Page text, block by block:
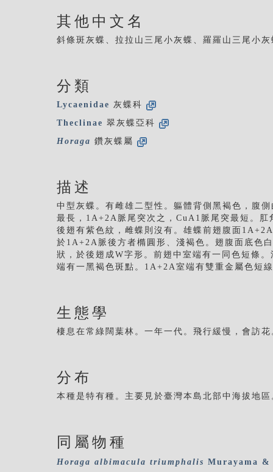
其他中文名
斜條斑灰蝶、拉拉山三尾小灰蝶、羅羅山三尾小
分類
Lycaenidae 灰蝶科
Theclinae 翠灰蝶亞科
Horaga 鑽灰蝶屬
描述
中型灰蝶。有雌雄二型性。軀體背側黑褐色，腹
最長，1A+2A脈尾突次之，CuA1脈尾突最短。
後翅有紫色紋，雌蝶則沒有。雄蝶前翅腹面
於1A+2A脈後方者橢圓形、淺褐色。翅腹面底色
狀，於後翅成W字形。前翅中室端有一同色短條
端有一黑褐色斑點。1A+2A室端有雙重金屬色短
生態學
棲息在常綠闊葉林。一年一代。飛行緩慢，會訪
分布
本種是特有種。主要見於臺灣本島北部中海拔地區
同屬物種
Horaga albimacula triumphalis Murayama